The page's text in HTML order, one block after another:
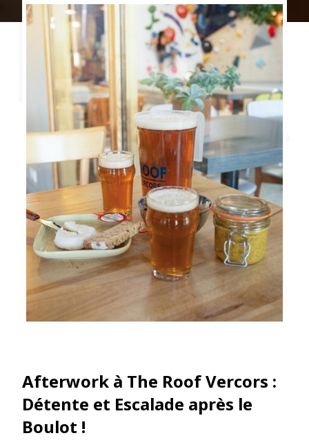
Afterwork à The Roof Vercors :
Détente et Escalade après le
Boulot !